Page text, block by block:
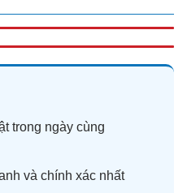
trong ngày cùng
và chính xác nhất